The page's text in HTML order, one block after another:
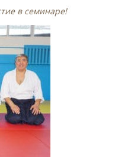
в семинаре!